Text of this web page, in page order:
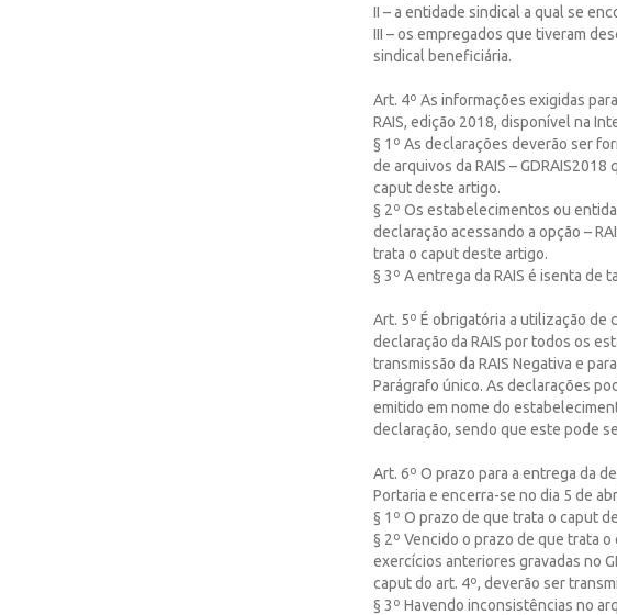
II – a entidade sindical a qual se
III – os empregados que tiveram
sindical beneficiária.
Art. 4º As informações exigidas
RAIS, edição 2018, disponível na
§ 1º As declarações deverão ser
de arquivos da RAIS –
caput deste artigo.
§ 2º Os estabelecimentos ou
declaração acessando a opção –
trata o caput deste artigo.
§ 3º A entrega da RAIS é isenta de
Art. 5º É obrigatória a utilização de
declaração da RAIS por todos os
transmissão da RAIS Negativa e
Parágrafo único. As declarações
emitido em nome do
declaração, sendo que este pode
Art. 6º O prazo para a entrega da
Portaria e encerra-se no dia 5 de
§ 1º O prazo de que trata o caput
§ 2º Vencido o prazo de que trata
exercícios anteriores gravadas no
caput do art. 4º, deverão ser
§ 3º Havendo inconsistências no